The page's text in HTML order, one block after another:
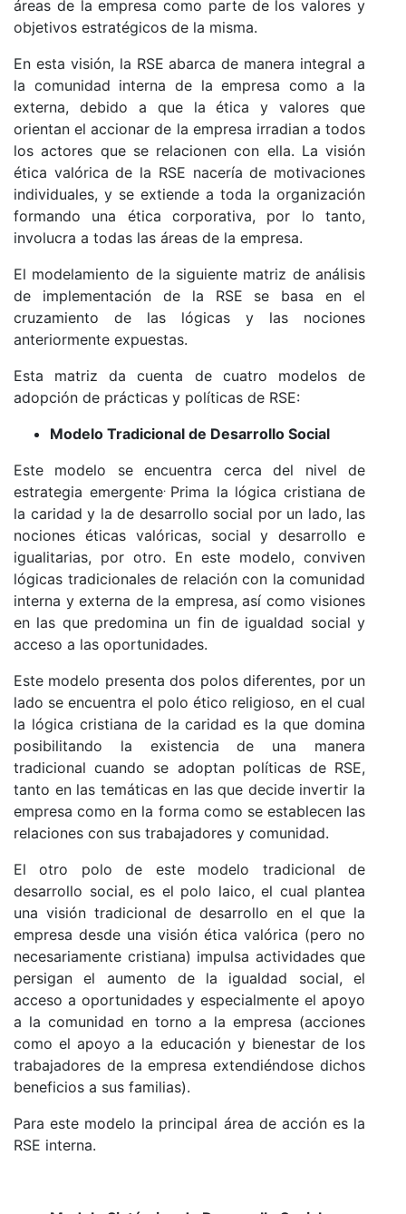
áreas de la empresa como parte de los valores y
objetivos estratégicos de la misma.
En esta visión, la RSE abarca de manera integral a
la comunidad interna de la empresa como a la
externa, debido a que la ética y valores que
orientan el accionar de la empresa irradian a todos
los actores que se relacionen con ella. La visión
ética valórica de la RSE nacería de motivaciones
individuales, y se extiende a toda la organización
formando una ética corporativa, por lo tanto,
involucra a todas las áreas de la empresa.
El modelamiento de la siguiente matriz de análisis
de implementación de la RSE se basa en el
cruzamiento de las lógicas y las nociones
anteriormente expuestas.
Esta matriz da cuenta de cuatro modelos de
adopción de prácticas y políticas de RSE:
Modelo Tradicional de Desarrollo Social
Este modelo se encuentra cerca del nivel de
estrategia emergente. Prima la lógica cristiana de
la caridad y la de desarrollo social por un lado, las
nociones éticas valóricas, social y desarrollo e
igualitarias, por otro. En este modelo, conviven
lógicas tradicionales de relación con la comunidad
interna y externa de la empresa, así como visiones
en las que predomina un fin de igualdad social y
acceso a las oportunidades.
Este modelo presenta dos polos diferentes, por un
lado se encuentra el polo ético religioso, en el cual
la lógica cristiana de la caridad es la que domina
posibilitando la existencia de una manera
tradicional cuando se adoptan políticas de RSE,
tanto en las temáticas en las que decide invertir la
empresa como en la forma como se establecen las
relaciones con sus trabajadores y comunidad.
El otro polo de este modelo tradicional de
desarrollo social, es el polo laico, el cual plantea
una visión tradicional de desarrollo en el que la
empresa desde una visión ética valórica (pero no
necesariamente cristiana) impulsa actividades que
persigan el aumento de la igualdad social, el
acceso a oportunidades y especialmente el apoyo
a la comunidad en torno a la empresa (acciones
como el apoyo a la educación y bienestar de los
trabajadores de la empresa extendiéndose dichos
beneficios a sus familias).
Para este modelo la principal área de acción es la
RSE interna.